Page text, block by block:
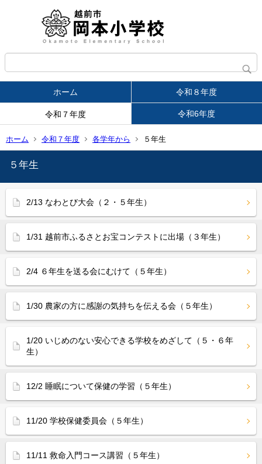
ホーム 令和８年度
令和７年度 令和6年度
ホーム 令和７年度 各学年から ５年生
５年生
2/13 なわとび大会（２・５年生）
1/31 越前市ふるさとお宝コンテストに出場（３年生）
2/4 ６年生を送る会にむけて（５年生）
1/30 農家の方に感謝の気持ちを伝える会（５年生）
1/20 いじめのない安心できる学校をめざして（５・６年
生）
12/2 睡眠について保健の学習（５年生）
11/20 学校保健委員会（５年生）
11/11 救命入門コース講習（５年生）